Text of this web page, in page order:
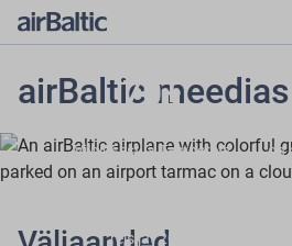
airBaltic meedias
70+
Vilniusest ja Tamperest
on
reisijat 2024